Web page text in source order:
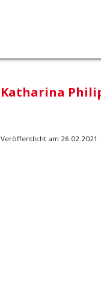
Katharina
Veröffentlicht am 26.02.2021.